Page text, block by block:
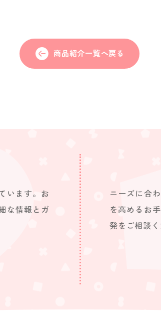
商品紹介一覧へ戻る
います。お
な情報とガ
ニーズに合
を高めるお
発をご相談く